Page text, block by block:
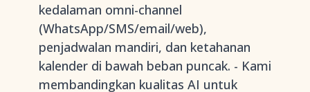
kedalaman omni-channel
(WhatsApp/SMS/email/web),
penjadwalan mandiri, dan ketahanan
kalender di bawah beban puncak. - Kami
membandingkan kualitas AI untuk